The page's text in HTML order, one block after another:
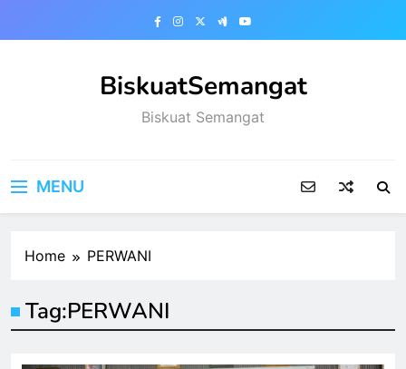
BiskuatSemangat
Biskuat Semangat
MENU
Home PERWANI
Tag:PERWANI